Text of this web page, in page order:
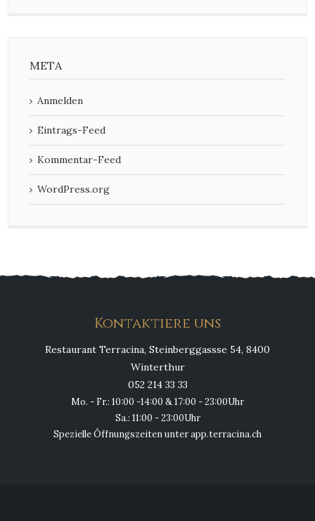
META
Anmelden
Eintrags-Feed
Kommentar-Feed
WordPress.org
Kontaktiere uns
Restaurant Terracina, Steinberggassse 54, 8400
Winterthur
052 214 33 33
Mo. - Fr.: 10:00 -14:00 & 17:00 - 23:00Uhr
Sa.: 11:00 - 23:00Uhr
Spezielle Öffnungszeiten unter app.terracina.ch